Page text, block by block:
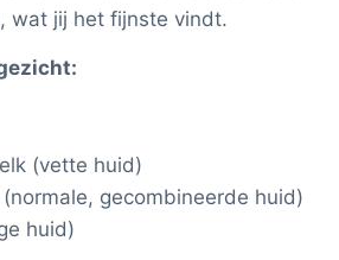
wat jij het fijnste vindt.
(vette huid)
gecombineerde huid)
huid)